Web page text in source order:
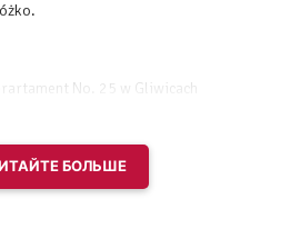
No. 25 w Gliwicach
ekranem
БОЛЬШЕ